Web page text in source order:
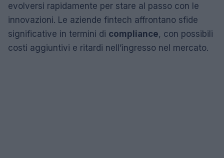
evolversi rapidamente per stare al passo con le
innovazioni. Le aziende fintech affrontano sfide
significative in termini di compliance, con possibili
costi aggiuntivi e ritardi nell’ingresso nel mercato.